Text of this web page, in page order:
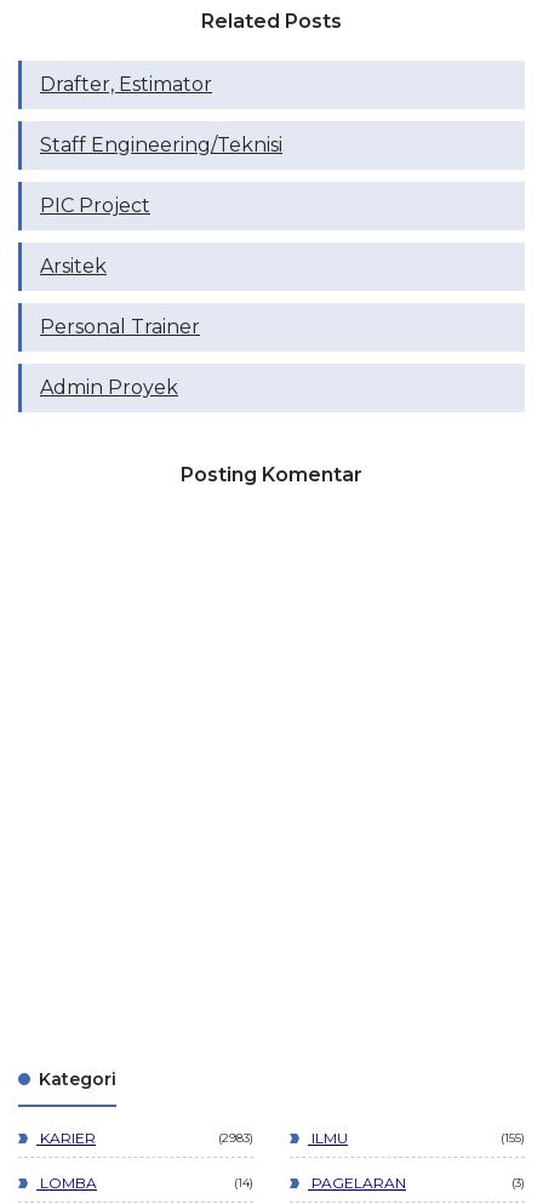
Related Posts
Drafter, Estimator
Staff Engineering/Teknisi
PIC Project
Arsitek
Personal Trainer
Admin Proyek
Posting Komentar
Kategori
KARIER 2983 ILMU 155
LOMBA 14 PAGELARAN 3